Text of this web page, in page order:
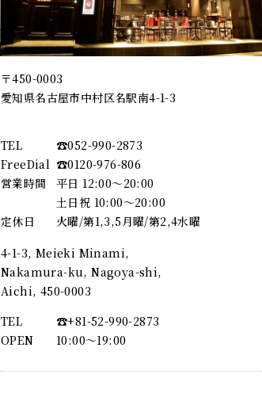
〒450-0003
愛知県名古屋市中村区名駅南4-1-3
TEL
☎︎052-990-2873
FreeDial ☎︎0120-976-806
営業時間
平日 12:00～20:00
土日祝 10:00～20:00
定休日
火曜/第1,3,5月曜/第2,4水曜
4-1-3, Meieki Minami,
Nakamura-ku, Nagoya-shi,
Aichi, 450-0003
TEL
☎︎+81-52-990-2873
OPEN
10:00〜19:00